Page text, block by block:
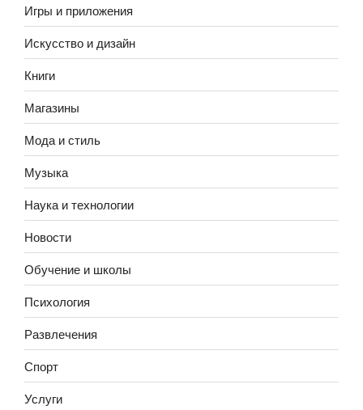
Игры и приложения
Искусство и дизайн
Книги
Магазины
Мода и стиль
Музыка
Наука и технологии
Новости
Обучение и школы
Психология
Развлечения
Спорт
Услуги